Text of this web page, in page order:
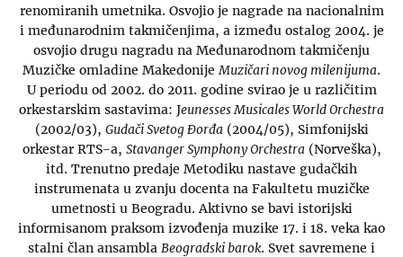
renomiranih umetnika. Osvojio je nagrade na nacionalnim
i međunarodnim takmičenjima, a između ostalog 2004. je
osvojio drugu nagradu na Međunarodnom takmičenju
Muzičke omladine MakedonijeMuzičari novog milenijuma.
U periodu od 2002. do 2011. godine svirao je u različitim
orkestarskim sastavima: Jeunesses Musicales World Orchestra
(2002/03), Gudači Svetog Đorđa(2004/05), Simfonijski
orkestar RTS-a, Stavanger Symphony Orchestra(Norveška),
itd. Trenutno predaje Metodiku nastave gudačkih
instrumenata u zvanju docenta na Fakultetu muzičke
umetnosti u Beogradu. Aktivno se bavi istorijski
informisanom praksom izvođenja muzike 17. i 18. veka kao
stalni član ansambla Beogradski barok. Svet savremene i